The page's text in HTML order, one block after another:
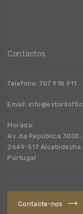
Contactos
Telefone: 707 918 911
Email:
Morada:
Av. da República
2649-517 Alcabideche
Portugal
Contacte-nos